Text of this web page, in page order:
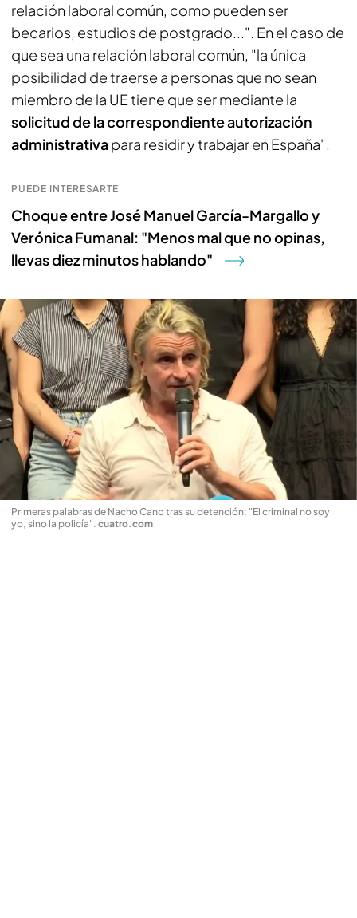
relación laboral común, como pueden ser
becarios, estudios de postgrado...". En el caso de
que sea una relación laboral común, "la única
posibilidad de traerse a personas que no sean
miembro de la UE tiene que ser mediante la
solicitud de la correspondiente autorización
administrativapara residir y trabajar en España".
PUEDE INTERESARTE
Choque entre José Manuel García-Margallo y
Verónica Fumanal: "Menos mal que no opinas,
llevas diez minutos hablando"
Primeras palabras de Nacho Cano tras su detención: "El criminal no soy
yo, sino la policía". cuatro.com